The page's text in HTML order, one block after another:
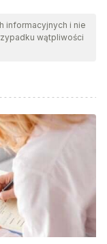
informacyjnych i nie
wątpliwości